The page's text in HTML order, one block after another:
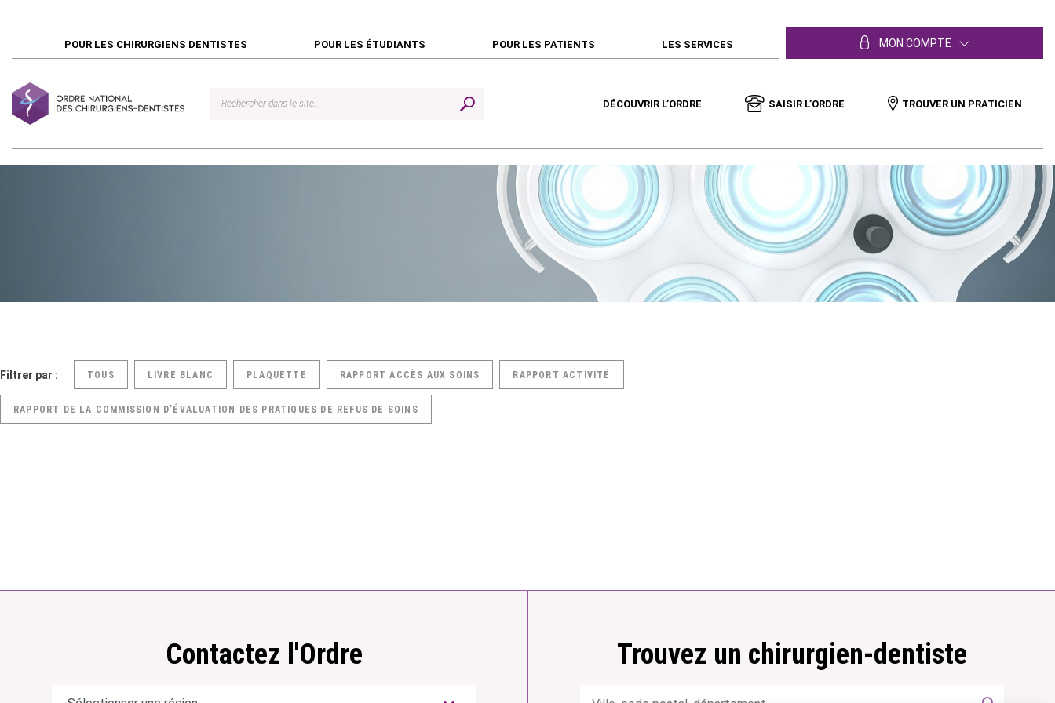
POUR LES CHIRURGIENS DENTISTES POUR LES ÉTUDIANTS POUR LES PATIENTS LES SERVICES MON COMPTE
DÉCOUVRIR L’ORDRE SAISIR L’ORDRE TROUVER UN PRATICIEN
Filtrer par : TOUS LIVRE BLANC PLAQUETTE RAPPORT ACCÈS AUX SOINS RAPPORT ACTIVITÉ
RAPPORT DE LA COMMISSION D’ÉVALUATION DES PRATIQUES DE REFUS DE SOINS
Contactez l'Ordre Trouvez un chirurgien-dentiste